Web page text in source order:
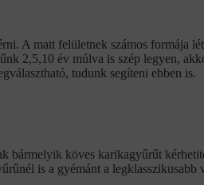
A matt felületnek számos formája
2,5,10 év múlva is szép legyen,
tudunk segíteni ebben is.
bármelyik köves karikagyűrűt
is a gyémánt a legklasszikusabb